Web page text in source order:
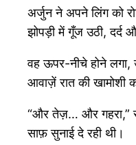
अर्जुन ने अपने लिंग को
झोपड़ी में गूँज उठी,
वह ऊपर-नीचे होने
आवाज़ें रात की खामोशी
“और तेज़… और गहरा,”
साफ़ सुनाई दे रही थी।